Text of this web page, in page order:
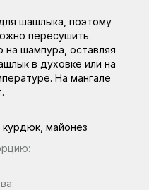
шашлыка, поэтому
пересушить.
на шампура, оставляя
в духовке или на
На мангале
курдюк, майонез